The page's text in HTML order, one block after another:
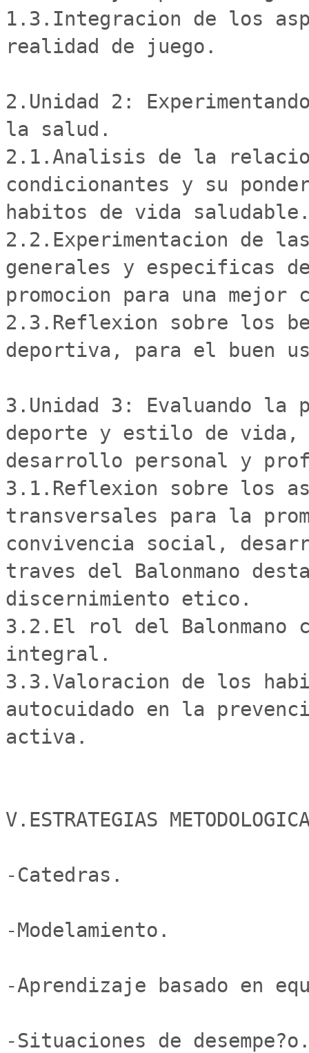
1.3.Integracion de los
realidad de juego.
2.Unidad 2:
la salud.
2.1.Analisis de la
condicionantes y su
habitos de vida
2.2.Experimentacion de
generales y especificas
promocion para una
2.3.Reflexion sobre los
deportiva, para el buen
3.Unidad 3: Evaluando la
deporte y estilo de vida,
desarrollo personal y
3.1.Reflexion sobre los
transversales para la
convivencia social,
traves del Balonmano
discernimiento etico.
3.2.El rol del Balonmano
integral.
3.3.Valoracion de los
autocuidado en la
activa.
V.ESTRATEGIAS
-Catedras.
-Modelamiento.
-Aprendizaje basado en
-Situaciones de